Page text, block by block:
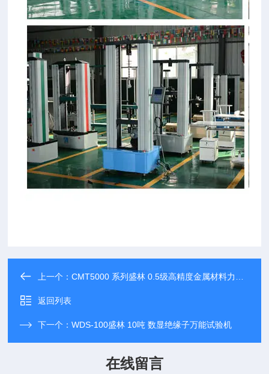
上一个：CMT5000 系列盛林 0.5级高精度金属材料力学性能试验机
返回列表
下一个：WDS-100盛林 10吨 数显绝缘子万能试验机
在线留言